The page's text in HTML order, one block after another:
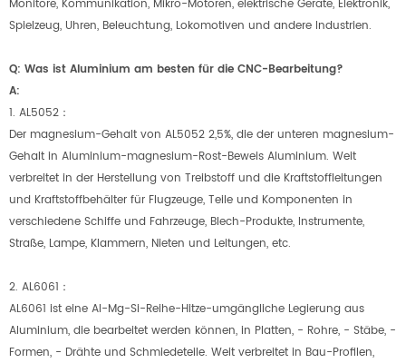
Monitore, Kommunikation, Mikro-Motoren, elektrische Geräte, Elektronik,
Spielzeug, Uhren, Beleuchtung, Lokomotiven und andere Industrien.
Q: Was ist Aluminium am besten für die CNC-Bearbeitung?
A:
1. AL5052：
Der magnesium-Gehalt von AL5052 2,5%, die der unteren magnesium-
Gehalt in Aluminium-magnesium-Rost-Beweis Aluminium. Weit
verbreitet in der Herstellung von Treibstoff und die Kraftstoffleitungen
und Kraftstoffbehälter für Flugzeuge, Teile und Komponenten in
verschiedene Schiffe und Fahrzeuge, Blech-Produkte, Instrumente,
Straße, Lampe, Klammern, Nieten und Leitungen, etc.
2. AL6061：
AL6061 ist eine Al-Mg-Si-Reihe-Hitze-umgängliche Legierung aus
Aluminium, die bearbeitet werden können, in Platten, - Rohre, - Stäbe, -
Formen, - Drähte und Schmiedeteile. Weit verbreitet in Bau-Profilen,